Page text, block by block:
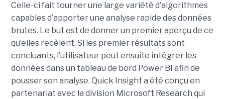
Celle-ci fait tourner une large variété d’algorithmes
capables d’apporter une analyse rapide des données
brutes. Le but est de donner un premier aperçu de ce
qu’elles recèlent. Si les premier résultats sont
concluants, l’utilisateur peut ensuite intégrer les
données dans un tableau de bord Power BI afin de
pousser son analyse. Quick Insight a été conçu en
partenariat avec la division Microsoft Research qui